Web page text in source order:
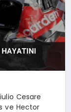
Cesare
ve Hector